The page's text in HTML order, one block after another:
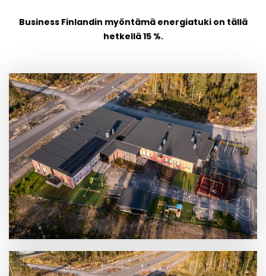
Business Finlandin myöntämä energiatuki on tällä
hetkellä 15 %.